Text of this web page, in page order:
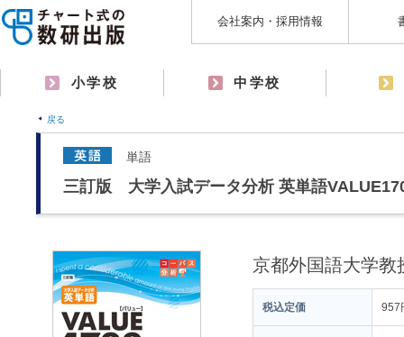
会社案内・採用情報
小学校 中学校
戻る
単語
三訂版 大学入試データ分析 英単語
京都外国語大学
税込定価 957